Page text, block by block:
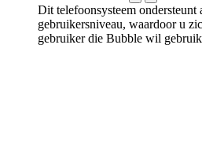
Dit telefoonsysteem ondersteunt
gebruikersniveau, waardoor u
gebruiker die Bubble wil